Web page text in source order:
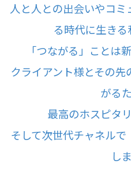
人と人との出会いやコ
る時代に生きる
「つながる」ことは
クライアント様とその
がる
最高のホスピタ
そして次世代チャネル
し